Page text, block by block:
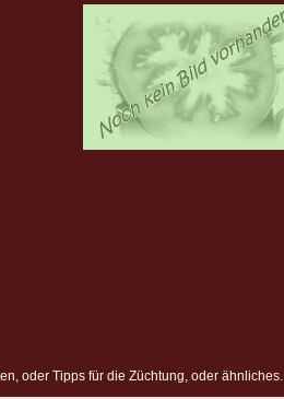
oder Tipps für die Züchtung, oder ähnliches.